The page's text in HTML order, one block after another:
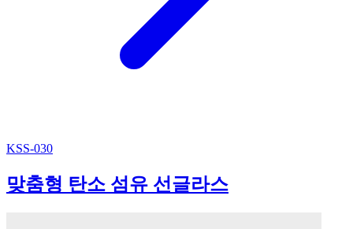
KSS-030
맞춤형 탄소 섬유 선글라스